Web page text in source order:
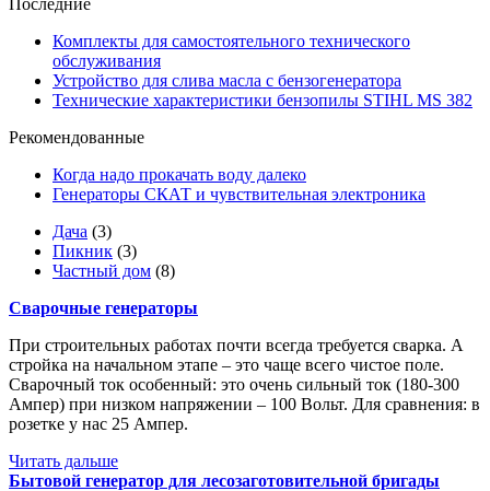
Комплекты для самостоятельного технического
обслуживания
Устройство для слива масла с бензогенератора
Технические характеристики бензопилы STIHL MS 382
Рекомендованные
Когда надо прокачать воду далеко
Генераторы СКАТ и чувствительная электроника
Дача (3)
Пикник (3)
Частный дом (8)
Сварочные генераторы
При строительных работах почти всегда требуется сварка. А
стройка на начальном этапе – это чаще всего чистое поле.
Сварочный ток особенный: это очень сильный ток (180-300
Ампер) при низком напряжении – 100 Вольт. Для сравнения: в
розетке у нас 25 Ампер.
Читать дальше
Бытовой генератор для лесозаготовительной бригады